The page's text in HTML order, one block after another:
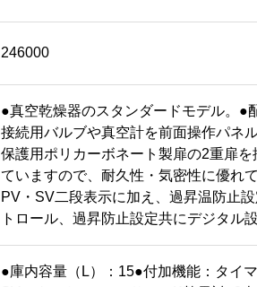
246000
●真空乾燥器のスタンダードモデル。●
接続用バルブや真空計を前面操作パネ
保護用ポリカーボネート製扉の2重扉
ていますので、耐久性・気密性に優れ
PV・SV二段表示に加え、過昇温防止
トロール、過昇防止設定共にデジタル
●庫内容量（L）：15●付加機能：タイ